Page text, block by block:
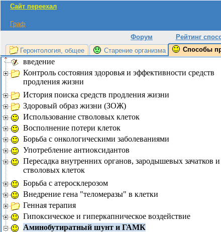
Сайт переехал
Граф
Форум
Рейтинг
Геронтология, общее
Старение организма Способы
введение
Контроль состояния здоровья и эффективности средств
продления жизни
История поиска средств продления жизни
Здоровый образ жизни (ЗОЖ)
Использование стволовых клеток
Восполнение потери клеток
Борьба с онкологическими заболеваниями
Употребление антиоксидантов
Пересадка внутренних органов, зародышевых зачатков и
стволовых клеток
Борьба с атеросклерозом
Внедрение гена "теломеразы" в клетки
Генная терапия
Гипоксическое и гиперкапническое воздействие
Аминобутиратный шунт и ГАМК